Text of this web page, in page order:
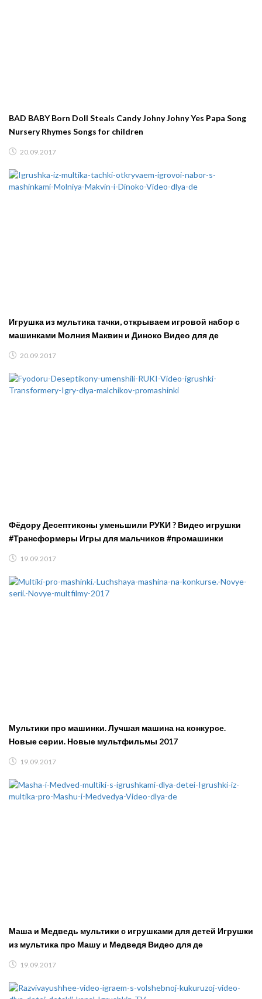
BAD BABY Born Doll Steals Candy Johny Johny Yes Papa Song
Nursery Rhymes Songs for children
20.09.2017
Игрушка из мультика тачки, открываем игровой набор с
машинками Молния Маквин и Диноко Видео для де
20.09.2017
Фёдору Десептиконы уменьшили РУКИ ? Видео игрушки
#Трансформеры Игры для мальчиков #промашинки
19.09.2017
Мультики про машинки. Лучшая машина на конкурсе.
Новые серии. Новые мультфильмы 2017
19.09.2017
Маша и Медведь мультики с игрушками для детей Игрушки
из мультика про Машу и Медведя Видео для де
19.09.2017